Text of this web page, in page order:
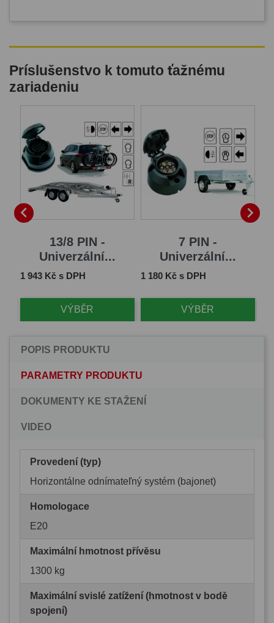
Príslušenstvo k tomuto ťažnému
zariadeniu

13/8 PIN -
Univerzální...
Cena
1 943 Kč s DPH
VÝBĚR
7 PIN -
Univerzální...
Cena
1 180 Kč s DPH
VÝBĚR

POPIS PRODUKTU
PARAMETRY PRODUKTU
DOKUMENTY KE STAŽENÍ
VIDEO
Provedení (typ)
Horizontálne odnímateľný systém (bajonet)
Homologace
E20
Maximální hmotnost přívěsu
1300 kg
Maximální svislé zatížení (hmotnost v bodě
spojení)